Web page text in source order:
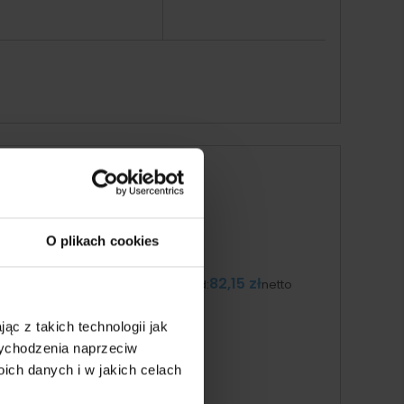
O plikach cookies
z takich technologii jak
naprzeciw
danych i w jakich celach
Workwear Friday
w wewnętrznej części
lub jako casualowa
kołnierzu. Model posiada
od:82,15 złnetto